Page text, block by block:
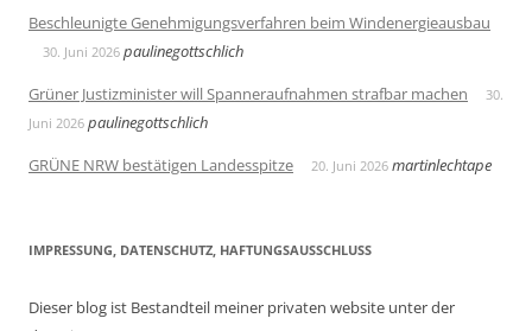
Beschleunigte Genehmigungsverfahren beim Windenergieausbau
30. Juni 2026 paulinegottschlich
Grüner Justizminister will Spanneraufnahmen strafbar machen
30.
Juni 2026 paulinegottschlich
GRÜNE NRW bestätigen Landesspitze
20. Juni 2026 martinlechtape
IMPRESSUNG, DATENSCHUTZ, HAFTUNGSAUSSCHLUSS
Dieser blog ist Bestandteil meiner privaten website unter der